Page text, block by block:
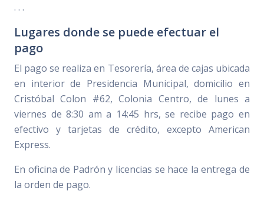
. . .
Lugares donde se puede efectuar el
pago
El pago se realiza en Tesorería, área de cajas ubicada
en interior de Presidencia Municipal, domicilio en
Cristóbal Colon #62, Colonia Centro, de lunes a
viernes de 8:30 am a 14:45 hrs, se recibe pago en
efectivo y tarjetas de crédito, excepto American
Express.
En oficina de Padrón y licencias se hace la entrega de
la orden de pago.